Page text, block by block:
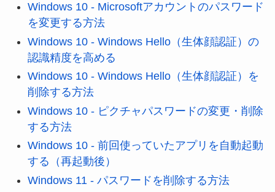
Windows 10 - Microsoftアカウントのパスワード
を変更する方法
Windows 10 - Windows Hello（生体顔認証）の
認識精度を高める
Windows 10 - Windows Hello（生体顔認証）を
削除する方法
Windows 10 - ピクチャパスワードの変更・削除
する方法
Windows 10 - 前回使っていたアプリを自動起動
する（再起動後）
Windows 11 - パスワードを削除する方法